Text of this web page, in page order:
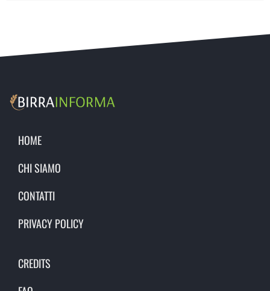
HOME
CHI SIAMO
CONTATTI
PRIVACY POLICY
CREDITS